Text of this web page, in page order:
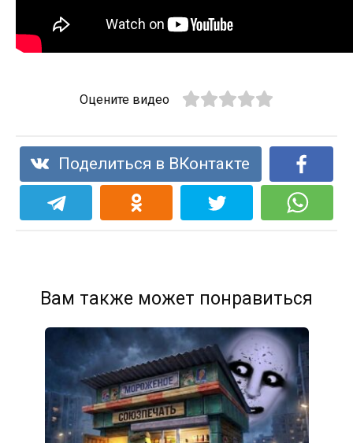
Оцените видео
Поделиться в ВКонтакте
Вам также может понравиться